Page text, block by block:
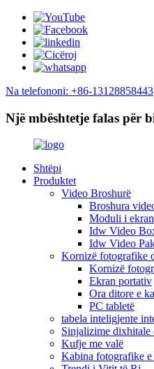
Na telefononi: +86-13128858443
Një mbështetje falas për
Shtëpi
Produktet
Video Broshurë
Broshura
Moduli i
Idw Video
Idw Video
Kornizë fotografike
Kornizë
Ekran portativ
Ora ditore e
PC tabletë
tabela inteligjente
Sinjalizime dixhitale
Kufje me valë
Kabina fotografike e